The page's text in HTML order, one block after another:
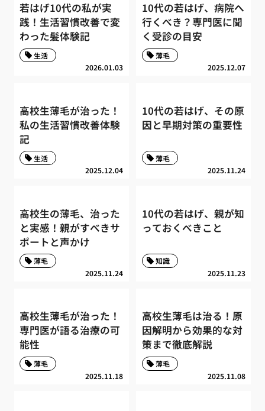
若はげ10代の私が実
践！生活習慣改善で変
わった髪体験記
2026.01.03
生活
10代の若はげ、病院へ
行くべき？専門医に聞
く受診の目安
2025.12.07
薄毛
高校生薄毛が治った！
私の生活習慣改善体験
記
2025.12.04
生活
10代の若はげ、その原
因と早期対策の重要性
2025.11.24
薄毛
高校生の薄毛、治った
と実感！親がすべきサ
ポートと声かけ
2025.11.24
薄毛
10代の若はげ、親が知
っておくべきこと
2025.11.23
知識
高校生薄毛が治った！
専門医が語る治療の可
能性
2025.11.18
薄毛
高校生薄毛は治る！原
因解明から効果的な対
策まで徹底解説
2025.11.08
薄毛